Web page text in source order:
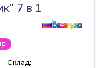
7 в 1
Склад: